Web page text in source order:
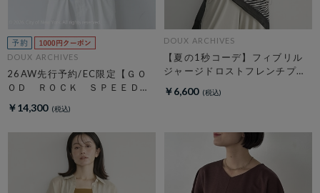
DOUX ARCHIVES
26AW先行予約/EC限定【ＧＯ
ＯＤ ＲＯＣＫ ＳＰＥＥＤ】
￥14,300
DOUX ARCHIVES
【夏の1秒コーデ】フィブリル
ジャージドロストフレンチプル
￥6,600